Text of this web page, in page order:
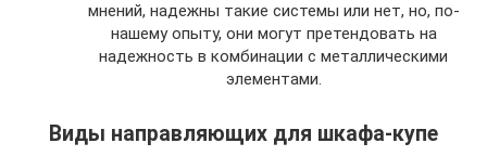
мнений, надежны такие системы или нет, но, по-
нашему опыту, они могут претендовать на
надежность в комбинации с металлическими
элементами.
Виды направляющих для шкафа-купе